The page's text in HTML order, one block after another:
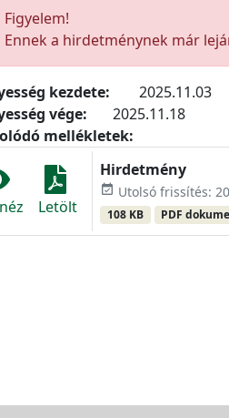
Figyelem!
Ennek a hirdetménynek már
kezdete:
2025.11.03
vége:
2025.11.18
mellékletek:
Letölt
Hirdetmény
event_available Utolsó frissítés:
108 KB PDF